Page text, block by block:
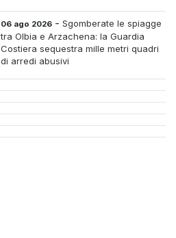
06 ago 2026 -Sgomberate le spiagge
tra Olbia e Arzachena: la Guardia
Costiera sequestra mille metri quadri
di arredi abusivi